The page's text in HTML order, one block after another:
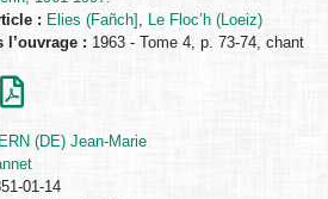
: Elies (Fañch] , Le Floc’h (Loeiz)
l’ouvrage : 1963 - Tome 4, p. 73-74, chant
(DE) Jean-Marie
01-14